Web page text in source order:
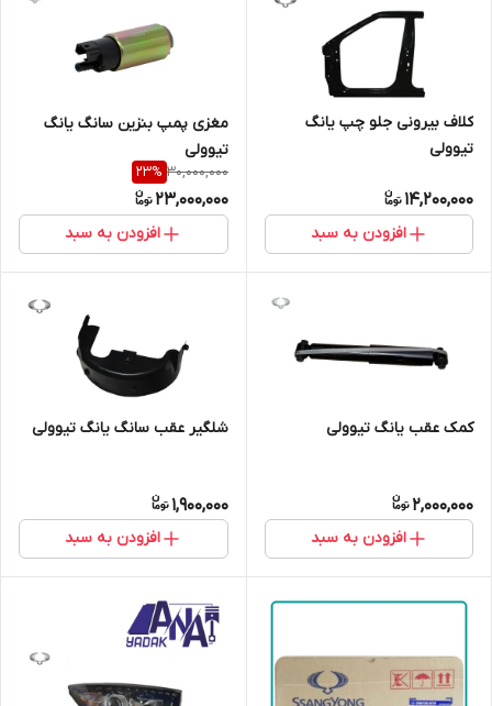
کلاف بیرونی جلو چپ یانگ
تیوولی
14,200,000
افزودن به سبد
مغزی پمپ بنزین سانگ یانگ
تیوولی
30,000,000
23%
23,000,000
افزودن به سبد
کمک عقب یانگ تیوولی
2,000,000
افزودن به سبد
شلگیر عقب سانگ یانگ تیوولی
1,900,000
افزودن به سبد